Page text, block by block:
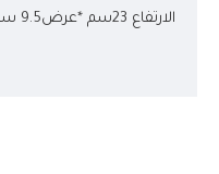
الارتفاع 23سم *عرض9.5 سم